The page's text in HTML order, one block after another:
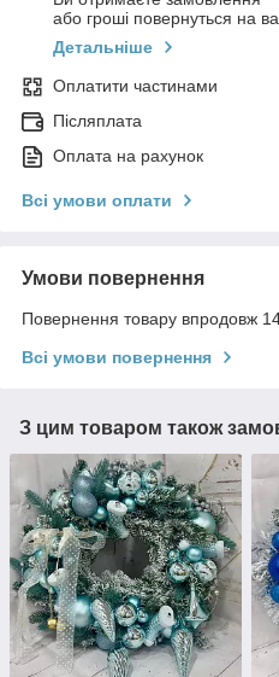
або гроші повернуться на
Детальніше
Оплатити частинами
Післяплата
Оплата на рахунок
Всі умови оплати
Умови повернення
Повернення товару впродовж
Всі умови повернення
З цим товаром також